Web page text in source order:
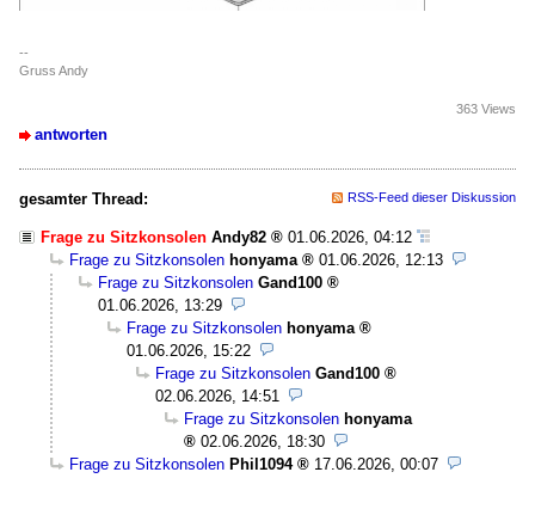
--
Gruss Andy
antworten
363 Views
gesamter Thread: RSS-Feed dieser Diskussion
Frage zu Sitzkonsolen Andy82
01.06.2026, 04:12
Frage zu Sitzkonsolen honyama
01.06.2026, 12:13
Frage zu Sitzkonsolen Gand100
01.06.2026, 13:29
Frage zu Sitzkonsolen honyama
01.06.2026, 15:22
Frage zu Sitzkonsolen Gand100
02.06.2026, 14:51
Frage zu Sitzkonsolen honyama
02.06.2026, 18:30
Frage zu Sitzkonsolen Phil1094 17.06.2026, 00:07